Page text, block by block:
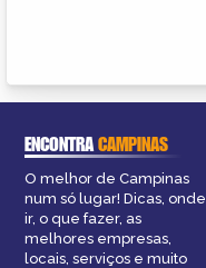
ENCONTRACAMPINAS
O melhor de Campinas
num só lugar! Dicas, onde
ir, o que fazer, as
melhores empresas,
locais, serviços e muito